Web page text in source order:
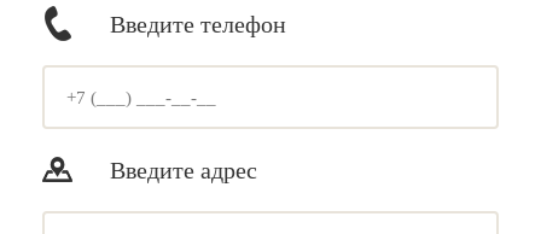
Введите телефон
Введите адрес